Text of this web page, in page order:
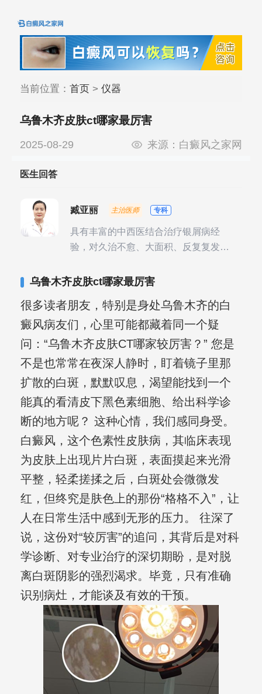
当前位置： 首页> 仪器
乌鲁木齐皮肤ct哪家最厉害
2025-08-29 来源： 白癜风之家网
医生回答
臧亚丽 主治医师 专科
具有丰富的中西医结合治疗银屑病经
验，对久治不愈、大面积、反复复发性
乌鲁木齐皮肤ct哪家最厉害
很多读者朋友，特别是身处乌鲁木齐的白
癜风病友们，心里可能都藏着同一个疑
问：“乌鲁木齐皮肤CT哪家较厉害？” 您是
不是也常常在夜深人静时，盯着镜子里那
扩散的白斑，默默叹息，渴望能找到一个
能真的看清皮下黑色素细胞、给出科学诊
断的地方呢？ 这种心情，我们感同身受。
白癜风，这个色素性皮肤病，其临床表现
为皮肤上出现片片白斑，表面摸起来光滑
平整，轻柔搓揉之后，白斑处会微微发
红，但终究是肤色上的那份“格格不入”，让
人在日常生活中感到无形的压力。 往深了
说，这份对“较厉害”的追问，其背后是对科
学诊断、对专业治疗的深切期盼，是对脱
离白斑阴影的强烈渴求。毕竟，只有准确
识别病灶，才能谈及有效的干预。